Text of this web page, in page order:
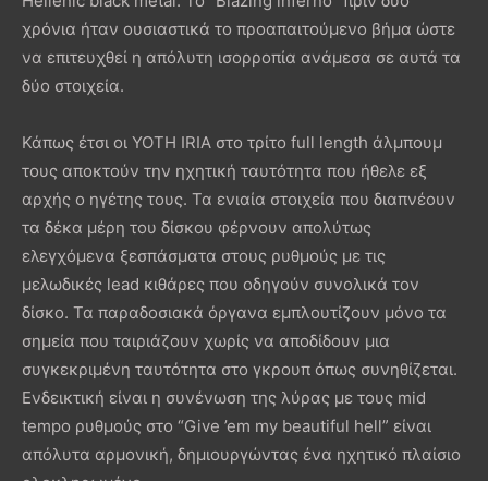
χρόνια ήταν ουσιαστικά το προαπαιτούμενο βήμα ώστε
να επιτευχθεί η απόλυτη ισορροπία ανάμεσα σε αυτά τα
δύο στοιχεία.
Κάπως έτσι οι YOTH IRIA στο τρίτο full length άλμπουμ
τους αποκτούν την ηχητική ταυτότητα που ήθελε εξ
αρχής ο ηγέτης τους. Τα ενιαία στοιχεία που διαπνέουν
τα δέκα μέρη του δίσκου φέρνουν απολύτως
ελεγχόμενα ξεσπάσματα στους ρυθμούς με τις
μελωδικές lead κιθάρες που οδηγούν συνολικά τον
δίσκο. Τα παραδοσιακά όργανα εμπλουτίζουν μόνο τα
σημεία που ταιριάζουν χωρίς να αποδίδουν μια
συγκεκριμένη ταυτότητα στο γκρουπ όπως συνηθίζεται.
Ενδεικτική είναι η συνένωση της λύρας με τους mid
tempo ρυθμούς στο “Give ’em my beautiful hell” είναι
απόλυτα αρμονική, δημιουργώντας ένα ηχητικό πλαίσιο